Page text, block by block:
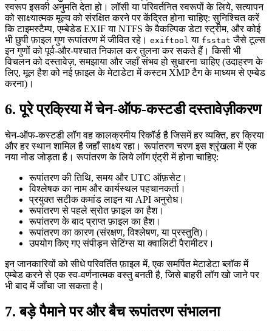
स्वरूप इसकी अनुमति देता हो। लॉसी या परिवर्तनित स्वरूपों के लिये, सत्यापन
को साक्ष्यात्मक मूल्य को संरक्षित करने पर केंद्रित होना चाहिए: सुनिश्चित करें
कि टाइमस्टैम्प, एम्बेडेड EXIF या NTFS के वैकल्पिक डेटा स्ट्रीम, और कोई
भी छुपी फ़ाइल गुण रूपांतरण में जीवित रहे। exiftool या fsstat जैसे टूल्स
इन गुणों को पूर्व‑और‑पश्चात निकाल कर तुलना कर सकते हैं। किसी भी
विचलन को दस्तावेज़, समझाया और जहाँ संभव हो सुधारना चाहिए (उदाहरण के
लिए, मूल हैश को नई फ़ाइल के मेटाडेटा में कस्टम XMP टैग के माध्यम से एम्बेड
करना)।
6. पूरे प्रक्रिया में चेन‑ऑफ‑कस्टडी दस्तावेज़ीकरण
चेन‑ऑफ‑कस्टडी लॉग वह कालक्रमीय रिकॉर्ड है जिसमें हर व्यक्ति, हर क्रिया
और हर स्थान शामिल है जहाँ साक्ष्य रहा। रूपांतरण चरण इस श्रृंखला में एक
नया नोड जोड़ता है। रूपांतरण के लिये लॉग एंट्री में होना चाहिए:
रूपांतरण की तिथि, समय और UTC ऑफ़सेट।
विश्लेषक का नाम और कार्यस्थल पहचानकर्ता।
प्रयुक्त सटीक कमांड लाइन या API अनुरोध।
रूपांतरण से पहले स्रोत फ़ाइल का हैश।
रूपांतरण के बाद प्राप्त फ़ाइल का हैश।
रूपांतरण का कारण (संरक्षण, विश्लेषण, या प्रस्तुति)।
उपयोग किए गए संपीड़न सेटिंग्स या क्वालिटी पैरामीटर।
इन जानकारियों को सीधे परिवर्तित फ़ाइल में, एक समर्पित मेटाडेटा ब्लॉक में
एम्बेड करने से एक स्व‑वर्णनात्मक वस्तु बनती है, जिसे बाहरी लॉग खो जाने पर
भी बाद में जाँचा जा सकता है।
7. बड़े पैमाने पर और बैच रूपांतरण संभालना